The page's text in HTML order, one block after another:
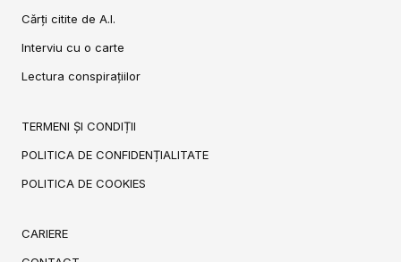
Cărți citite de A.I.
Interviu cu o carte
Lectura conspirațiilor
TERMENI ȘI CONDIȚII
POLITICA DE CONFIDENȚIALITATE
POLITICA DE COOKIES
CARIERE